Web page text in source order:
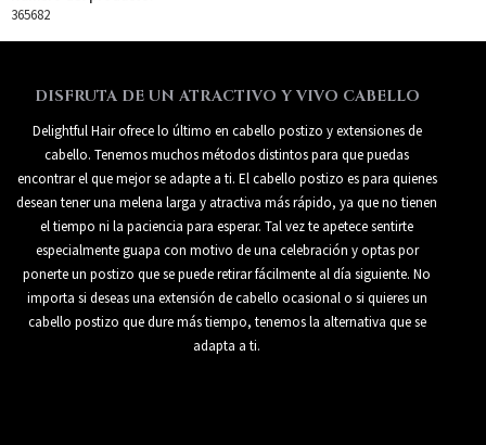
365682
DISFRUTA DE UN ATRACTIVO Y VIVO CABELLO
Delightful Hair ofrece lo último en cabello postizo y extensiones de
cabello. Tenemos muchos métodos distintos para que puedas
encontrar el que mejor se adapte a ti. El cabello postizo es para quienes
desean tener una melena larga y atractiva más rápido, ya que no tienen
el tiempo ni la paciencia para esperar. Tal vez te apetece sentirte
especialmente guapa con motivo de una celebración y optas por
ponerte un postizo que se puede retirar fácilmente al día siguiente. No
importa si deseas una extensión de cabello ocasional o si quieres un
cabello postizo que dure más tiempo, tenemos la alternativa que se
adapta a ti.